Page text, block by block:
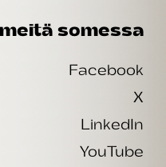
somessa
Facebook
X
LinkedIn
YouTube